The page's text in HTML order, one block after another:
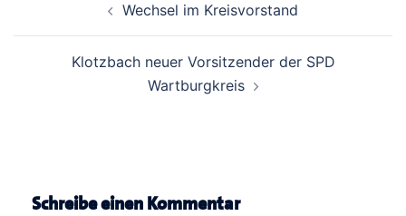
Navigation Wechsel im Kreisvorstand
Klotzbach neuer Vorsitzender der SPD
Wartburgkreis
Schreibe einen Kommentar